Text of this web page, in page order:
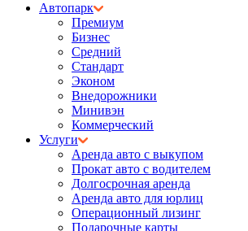
Автопарк
Премиум
Бизнес
Средний
Стандарт
Эконом
Внедорожники
Минивэн
Коммерческий
Услуги
Аренда авто с выкупом
Прокат авто с водителем
Долгосрочная аренда
Аренда авто для юрлиц
Операционный лизинг
Подарочные карты